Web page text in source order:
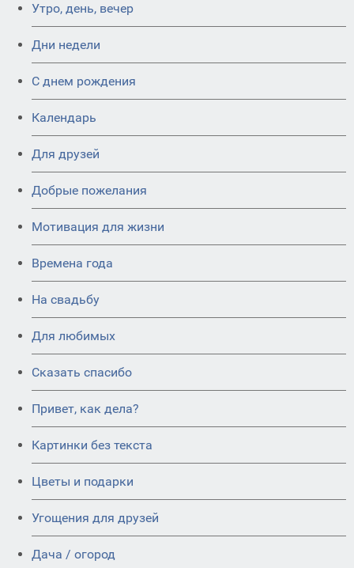
Утро, день, вечер
Дни недели
C днем рождения
Календарь
Для друзей
Добрые пожелания
Мотивация для жизни
Времена года
На свадьбу
Для любимых
Сказать спасибо
Привет, как дела?
Картинки без текста
Цветы и подарки
Угощения для друзей
Дача / огород